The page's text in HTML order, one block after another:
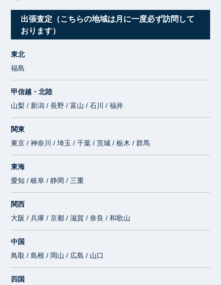
出張査定（こちらの地域は月に一度必ず訪問して
おります）
東北
福島
甲信越・北陸
山梨 / 新潟 / 長野 / 富山 / 石川 / 福井
関東
東京 / 神奈川 / 埼玉 / 千葉 / 茨城 / 栃木 / 群馬
東海
愛知 / 岐阜 / 静岡 / 三重
関西
大阪 / 兵庫 / 京都 / 滋賀 / 奈良 / 和歌山
中国
鳥取 / 島根 / 岡山 / 広島 / 山口
四国